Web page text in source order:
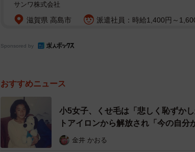
現在、HI-Cを製造・販売するのはみちのくコカ・コ
ラ傘下で青森、岩手、秋田の3県を担当する同社が
プルの300ml缶を1991年当時のデザインで復刻発売
サンワ株式会社
滋賀県 高島市 派遣社員：時給1,400円～
Sponsored by
おすすめニュース
小5女子、くせ毛は「悲しく恥ずか
トアイロンから解放され「今の自分
金井 かおる